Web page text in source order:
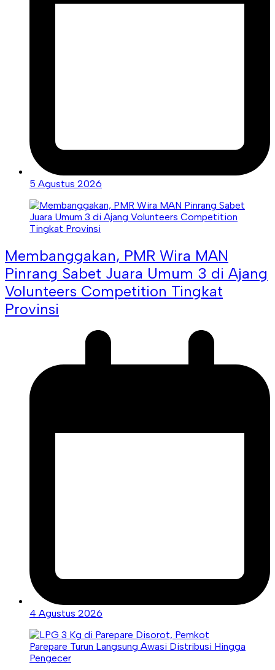
5 Agustus 2026
Membanggakan, PMR Wira MAN
Pinrang Sabet Juara Umum 3 di Ajang
Volunteers Competition Tingkat
Provinsi
4 Agustus 2026